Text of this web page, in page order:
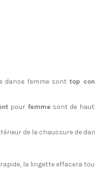
danse femme sont top
pour femme sont de
de la chaussure de
la lingette effacera